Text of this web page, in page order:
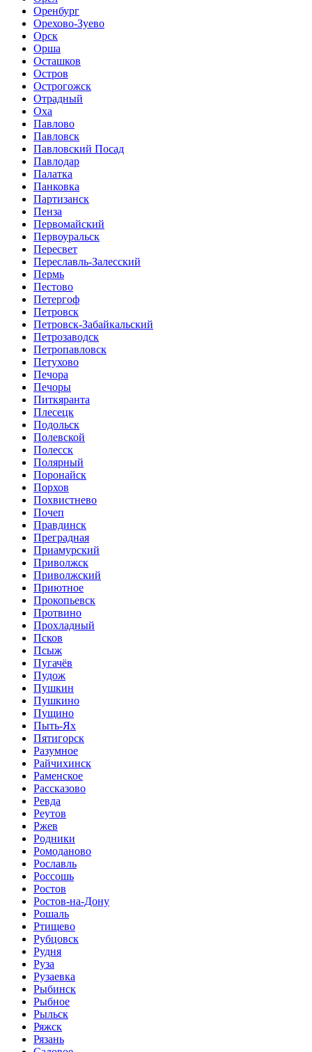
Оренбург
Орехово-Зуево
Орск
Орша
Осташков
Остров
Острогожск
Отрадный
Оха
Павлово
Павловск
Павловский Посад
Павлодар
Палатка
Панковка
Партизанск
Пенза
Первомайский
Первоуральск
Пересвет
Переславль-Залесский
Пермь
Пестово
Петергоф
Петровск
Петровск-Забайкальский
Петрозаводск
Петропавловск
Петухово
Печора
Печоры
Питкяранта
Плесецк
Подольск
Полевской
Полесск
Полярный
Поронайск
Порхов
Похвистнево
Почеп
Правдинск
Преградная
Приамурский
Приволжск
Приволжский
Приютное
Прокопьевск
Протвино
Прохладный
Псков
Псыж
Пугачёв
Пудож
Пушкин
Пушкино
Пущино
Пыть-Ях
Пятигорск
Разумное
Райчихинск
Раменское
Рассказово
Ревда
Реутов
Ржев
Родники
Ромоданово
Рославль
Россошь
Ростов
Ростов-на-Дону
Рошаль
Ртищево
Рубцовск
Рудня
Руза
Рузаевка
Рыбинск
Рыбное
Рыльск
Ряжск
Рязань